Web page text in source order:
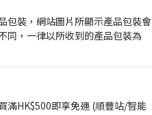
包裝，網站圖片所顯示產品包裝會
同，一律以所收到的產品包裝為
滿HK$500即享免運 (順豐站/智能